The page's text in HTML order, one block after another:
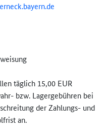
täglich 15,00 EUR
bzw. Lagergebühren bei
der Zahlungs- und
an.